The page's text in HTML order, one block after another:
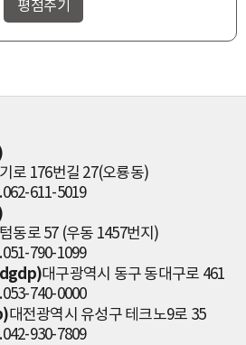
로 176번길 27(오룡동)
611-5019
동로 57 (우동 1457번지)
790-1099
대구광역시 동구 동대구로 461
740-0000
대전광역시 유성구 테크노9로 35
930-7809